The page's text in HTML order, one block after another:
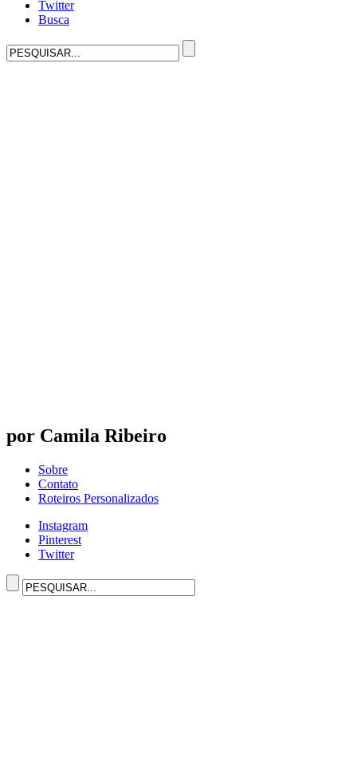
Twitter
Busca
por Camila Ribeiro
Sobre
Contato
Roteiros Personalizados
Instagram
Pinterest
Twitter